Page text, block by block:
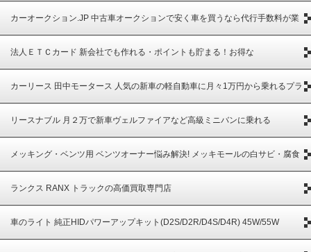
カーオークション.JP 中古車オークションで安く車を買うなら代行手数料が業
界最安
法人ＥＴＣカード 新会社でも作れる・ポイントも貯まる！お得な
カーリース 田中モータース 人気の新車の軽自動車に月々1万円から乗れるプラ
ン
リースナブル 月２万で新車ヴェルファイアなど高級ミニバンに乗れる
メッキング・ベンツ用 ベンツオーナー悩み解決! メッキモールの白サビ・腐食
から守る
ランクス RANX トラックの高価買取専門店
車のライト 純正HIDパワーアップキット(D2S/D2R/D4S/D4R) 45W/55W